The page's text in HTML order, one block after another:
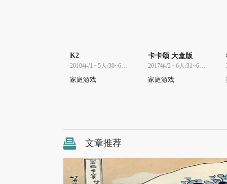
K2
2010年/1 ~5人/30~60分
家庭游戏
卡卡颂 大盒版
2017年/2 ~6人/31~60分
家庭游戏
文章推荐